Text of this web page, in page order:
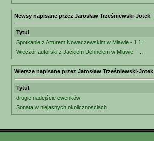
Newsy napisane przez Jarosław Trześniewski-Jotek
Tytuł
Spotkanie z Arturem Nowaczewskim w Mławie - 1.1...
Wieczór autorski z Jackiem Dehnelem w Mławie - ...
Wiersze napisane przez Jarosław Trześniewski-Jotek
Tytuł
drugie nadejście ewenków
Sonata w niejasnych okolicznościach